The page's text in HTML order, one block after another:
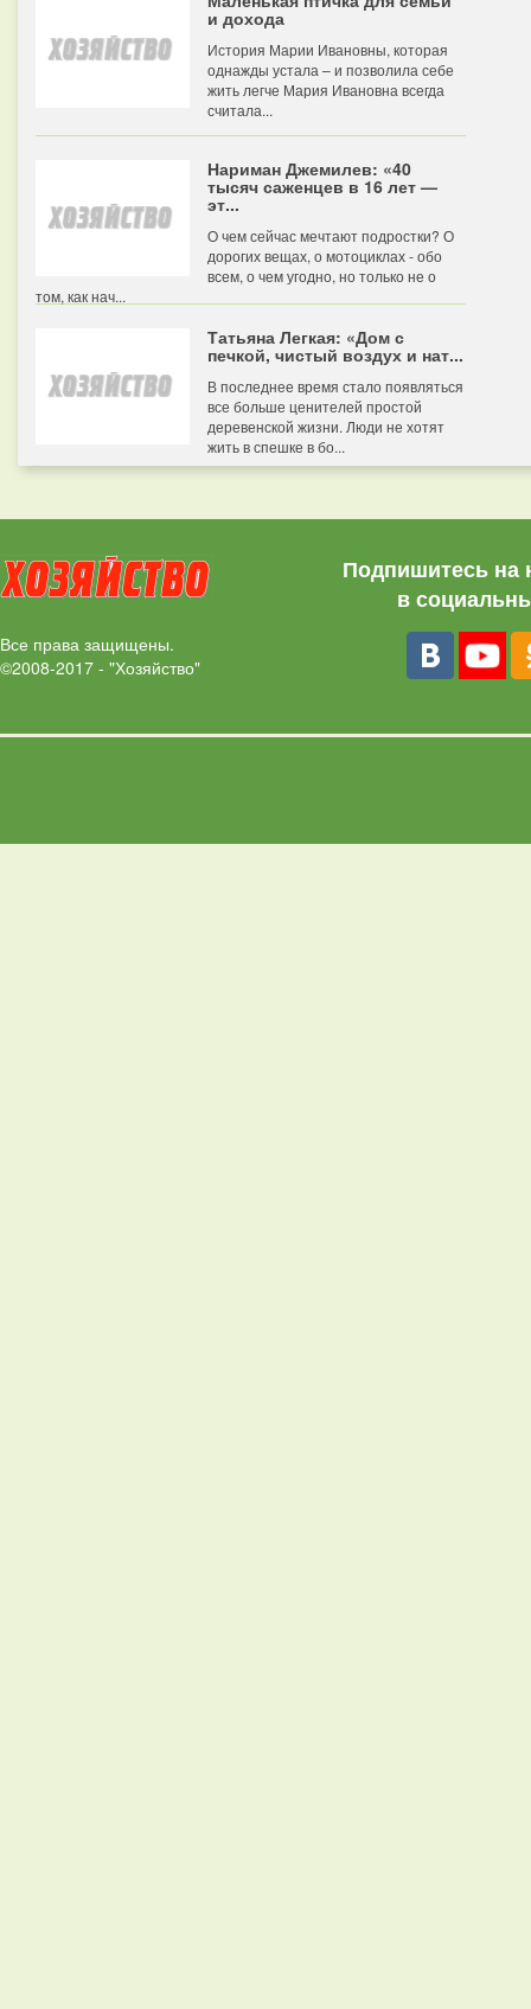
и дохода
История Марии Ивановны, которая
однажды устала – и позволила себе
жить легче Мария Ивановна всегда
считала...
Нариман Джемилев: «40
тысяч саженцев в 16 лет —
эт...
О чем сейчас мечтают подростки? О
дорогих вещах, о мотоциклах - обо
всем, о чем угодно, но только не о
том, как нач...
Татьяна Легкая: «Дом с
печкой, чистый воздух и нат...
В последнее время стало появляться
все больше ценителей простой
деревенской жизни. Люди не хотят
жить в спешке в бо...
Все права защищены.
©2008-2017 - "Хозяйство"
Подпишитесь на
в